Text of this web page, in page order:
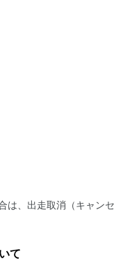
は、出走取消（キャンセ
て